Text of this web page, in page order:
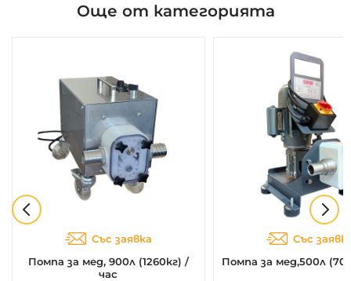
Още от категорията
Със заявка
Помпа за мед, 900л (1260кг) /
час
Със
Помпа за мед,500л